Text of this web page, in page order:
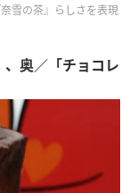
雪の茶』らしさを表現
奥／「チョコレ